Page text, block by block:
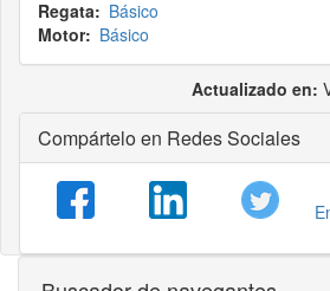
Regata
Básico
Motor
Básico
Actualizado en:
Compártelo en Redes Sociales